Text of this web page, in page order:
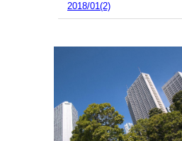
2018/01(2)